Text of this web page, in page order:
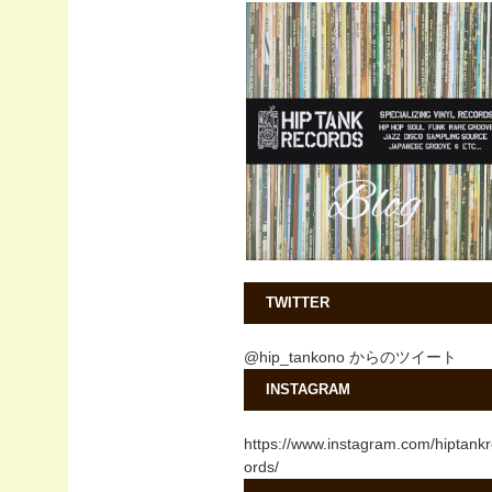
TWITTER
@hip_tankono からのツイート
INSTAGRAM
https://www.instagram.com/
ords/